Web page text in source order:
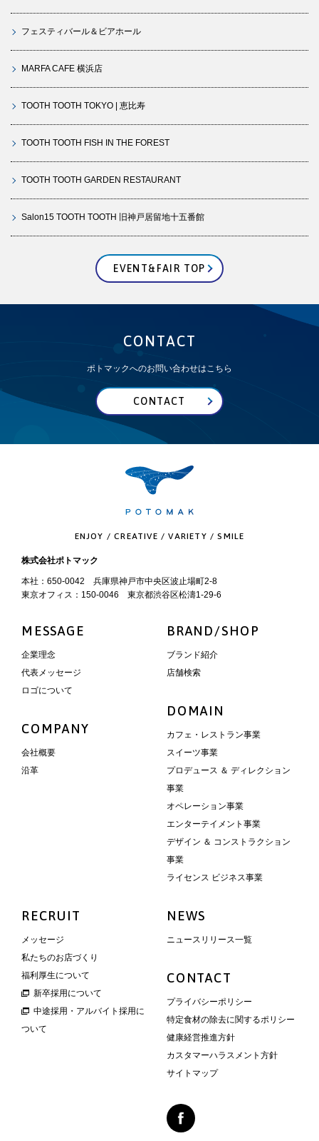
フェスティバール＆ビアホール
MARFA CAFE 横浜店
TOOTH TOOTH TOKYO | 恵比寿
TOOTH TOOTH FISH IN THE FOREST
TOOTH TOOTH GARDEN RESTAURANT
Salon15 TOOTH TOOTH 旧神戸居留地十五番館
EVENT&FAIR TOP
CONTACT
ポトマックへのお問い合わせはこちら
CONTACT
ENJOY / CREATIVE / VARIETY / SMILE
株式会社ポトマック
本社：650-0042 兵庫県神戸市中央区波止場町2-8
東京オフィス：150-0046 東京都渋谷区松濤1-29-6
MESSAGE
企業理念
代表メッセージ
ロゴについて
COMPANY
会社概要
沿革
BRAND/SHOP
ブランド紹介
店舗検索
DOMAIN
カフェ・レストラン事業
スイーツ事業
プロデュース ＆ ディレクション
事業
オペレーション事業
エンターテイメント事業
デザイン ＆ コンストラクション
事業
ライセンス ビジネス事業
RECRUIT
メッセージ
私たちのお店づくり
福利厚生について
新卒採用について
中途採用・アルバイト採用に
ついて
NEWS
ニュースリリース一覧
CONTACT
プライバシーポリシー
特定食材の除去に関するポリシー
健康経営推進方針
カスタマーハラスメント方針
サイトマップ